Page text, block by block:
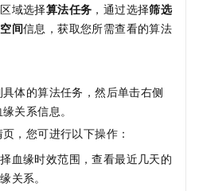
区域选择算法任务 ，通过选择筛选
间信息，获取您所需查看的算法
体的算法任务，然后单击右侧
关系信息。
，您可进行以下操作：
择血缘时效范围，查看最近几天的
关系。